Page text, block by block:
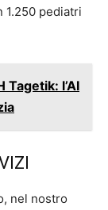
1.250 pediatri
l’AI
nel nostro